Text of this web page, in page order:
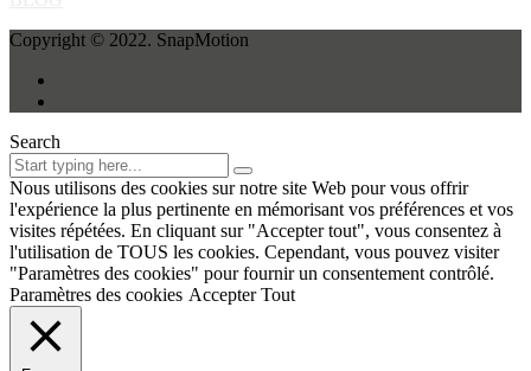
Copyright © 2022. SnapMotion
Search
Nous utilisons des cookies sur notre site Web pour vous offrir
l'expérience la plus pertinente en mémorisant vos préférences et vos
visites répétées. En cliquant sur "Accepter tout", vous consentez à
l'utilisation de TOUS les cookies. Cependant, vous pouvez visiter
"Paramètres des cookies" pour fournir un consentement contrôlé.
Paramètres des cookies Accepter Tout